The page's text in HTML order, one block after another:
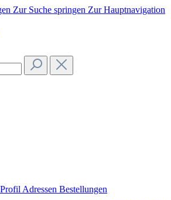
Zur Suche springen Zur Hauptnavigation
Adressen Bestellungen